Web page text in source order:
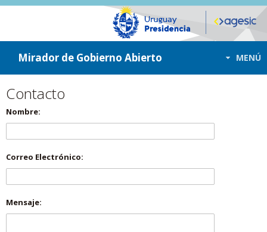
ir a contenido
ir al menú
Mirador de Gobierno Abierto MENÚ
Contacto
Nombre:
Correo Electrónico:
Mensaje: